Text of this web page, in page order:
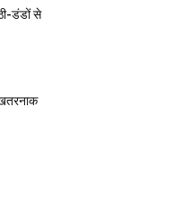
डंडों से